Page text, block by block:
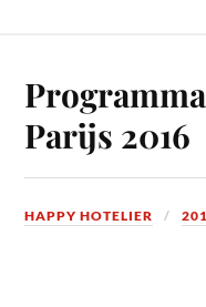
Parijs 2016
HAPPY HOTELIER